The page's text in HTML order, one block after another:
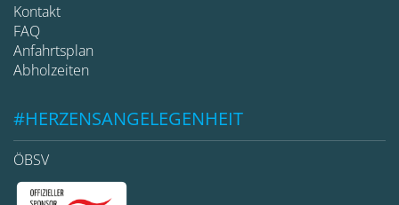
Kontakt
FAQ
Anfahrtsplan
Abholzeiten
#HERZENSANGELEGENHEIT
ÖBSV